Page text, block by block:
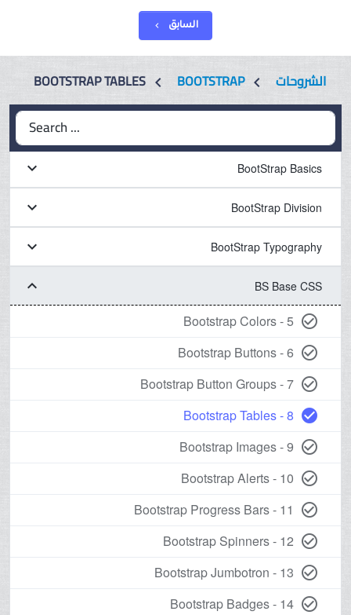
السابق chevron_left
الشروحات chevron_left
BOOTSTRAP TABLES chevron_left BOOTSTRAP
Search ...
BootStrap Basics
keyboard_arrow_down
BootStrap Division
keyboard_arrow_down
BootStrap Typography
keyboard_arrow_down
BS Base CSS
keyboard_arrow_down
check_circle_outline
5 - Bootstrap Colors
check_circle_outline
6 - Bootstrap Buttons
check_circle_outline
7 - Bootstrap Button Groups
check_circle
8 - Bootstrap Tables
check_circle_outline
9 - Bootstrap Images
check_circle_outline
10 - Bootstrap Alerts
check_circle_outline
11 - Bootstrap Progress Bars
check_circle_outline
12 - Bootstrap Spinners
check_circle_outline
13 - Bootstrap Jumbotron
check_circle_outline
14 - Bootstrap Badges